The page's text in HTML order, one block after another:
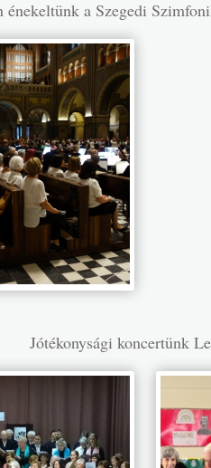
a Szegedi
Jótékonysági koncertünk